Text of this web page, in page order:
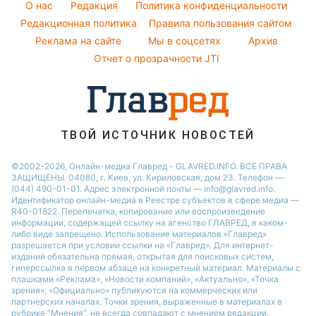
Ани Лорак
Кейт Миддлтон
Алла Пугачева
Погода на завтра
Пылевая буря
O нас Редакция
Политика конфиденциальности
Редакционная политика
Правила пользования сайтом
Реклама на сайте
Мы в соцсетях
Архив
Отчет о прозрачности JTI
ТВОЙ ИСТОЧНИК НОВОСТЕЙ
©2002-2026, Онлайн-медиа Главред - GLAVRED.INFO. ВСЕ ПРАВА
ЗАЩИЩЕНЫ. 04080, г. Киев, ул. Кириловская, дом 23. Телефон —
(044) 490-01-01. Адрес электронной почты — info@glavred.info.
Идентификатор онлайн-медиа в Реестре cубъектов в сфере медиа —
R40-01822. Перепечатка, копирование или воспроизведение
информации, содержащей ссылку на агенство ГЛАВРЕД, в каком-
либо виде запрещено. Использование материалов «Главред»
разрешается при условии ссылки на «Главред». Для интернет-
изданий обязательна прямая, открытая для поисковых систем,
гиперссылка в первом абзаце на конкретный материал. Материалы с
плашками «Реклама», «Новости компаний», «Актуально», «Точка
зрения», «Официально» публикуются на коммерческих или
партнерских началах. Точки зрения, выраженные в материалах в
рубрике "Мнения", не всегда совпадают с мнением редакции.